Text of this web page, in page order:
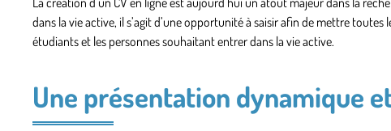
dans la vie active, il s’agit d’une opportunité à saisir afin de mettre
étudiants et les personnes souhaitant entrer dans la vie active.
Une présentation dynamique